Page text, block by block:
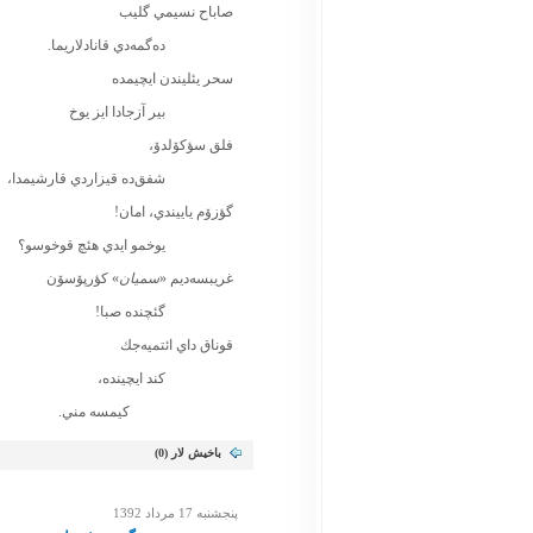
صاباح نسيمي گليب
ده‌گمه‌دي قانادلاريما.
سحر يئليندن ايچيمده
بير آزجادا ايز يوخ
فلق سؤكۆلدۆ،
شفق‌ده قيزاردي قارشيمدا،
گؤزۆم ياييندي، امان!
يوخمو ايدي هئچ قوخوسو؟
غريبسه‌ديم «سميان» كؤرپۆسۆن
گئچنده صبا!
قوناق داي ائتميه‌جك
كند ايچينده،
كيمسه مني.
باخیش لار (0
)
پنجشنبه 17 مرداد 1392